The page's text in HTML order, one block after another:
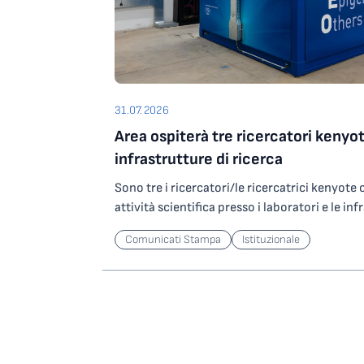
31.07.2026
Area ospiterà tre ricercatori
infrastrutture di ricerca
Sono tre i ricercatori/le ricercatrici kenyote
attività scientifica presso i laboratori e le
Science Park grazie a un contributo del
Ricerca che l’Ente ha ottenuto partecipando
nell’ambito degli investimenti del PNRR. In
Comunicati Stampa Istituzionale